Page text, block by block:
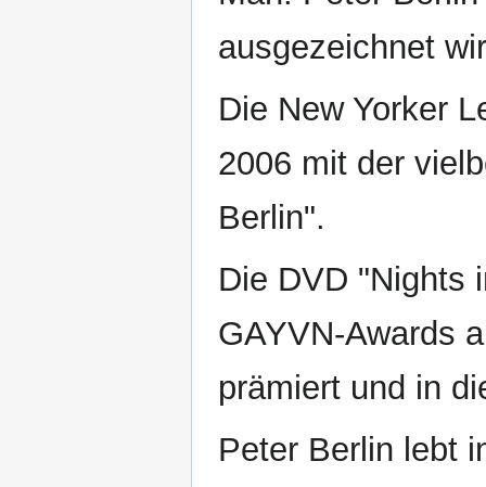
ausgezeichnet
Die New Yorker
2006 mit der
Berlin".
Die DVD "Nights
GAYVN-Awards
prämiert und in
Peter Berlin lebt